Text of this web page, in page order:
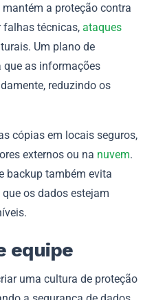
a proteção contra
falhas técnicas, ataques
Um plano de
que as informações
reduzindo os
cópias em locais seguros,
externos ou na nuvem.
backup também evita
os dados estejam
equipe
uma cultura de proteção